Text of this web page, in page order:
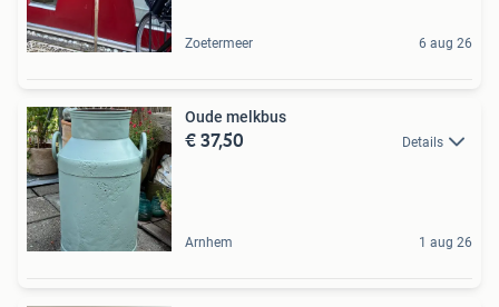
Zoetermeer 6 aug 26
Oude melkbus
€ 37,50 Details
Arnhem 1 aug 26